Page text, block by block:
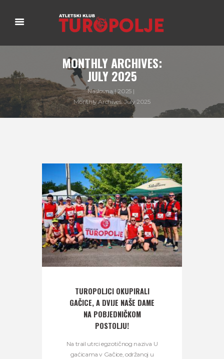
MONTHLY ARCHIVES:
JULY 2025
Naslovna
2025
Monthly Archives: July 2025
TUROPOLJCI OKUPIRALI
GAČICE, A DVIJE NAŠE DAME
NA POBJEDNIČKOM
POSTOLJU!
Na trail utrci egzotičnog naziva U
gaćicama v Gačice, održanoj u